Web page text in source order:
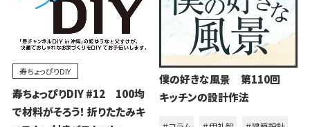
寿ちょっぴりDIY
寿ちょっぴりDIY #12 100均
で材料がそろう！ 折りたたみキ
僕の好きな風景 第110回
キッチンの設計作法